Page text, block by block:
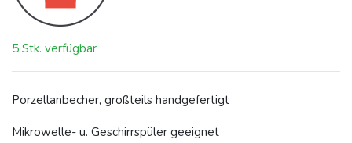
5 Stk. verfügbar
Porzellanbecher, großteils handgefertigt
Mikrowelle- u. Geschirrspüler geeignet